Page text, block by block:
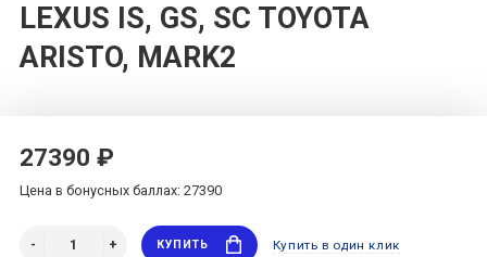
LEXUS IS, GS, SC TOYOTA
ARISTO, MARK2
27390 ₽
Цена в бонусных баллах: 27390
КУПИТЬ Купить в один клик